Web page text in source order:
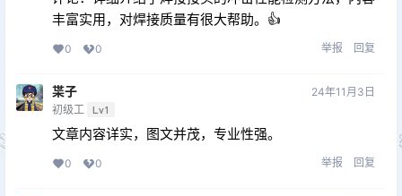
丰富实用，对焊接质量有很大帮助。👍
0 0 举报 回复
枼子
初级工 Lv1
24年11月3日
文章内容详实，图文并茂，专业性强。
0 0 举报 回复